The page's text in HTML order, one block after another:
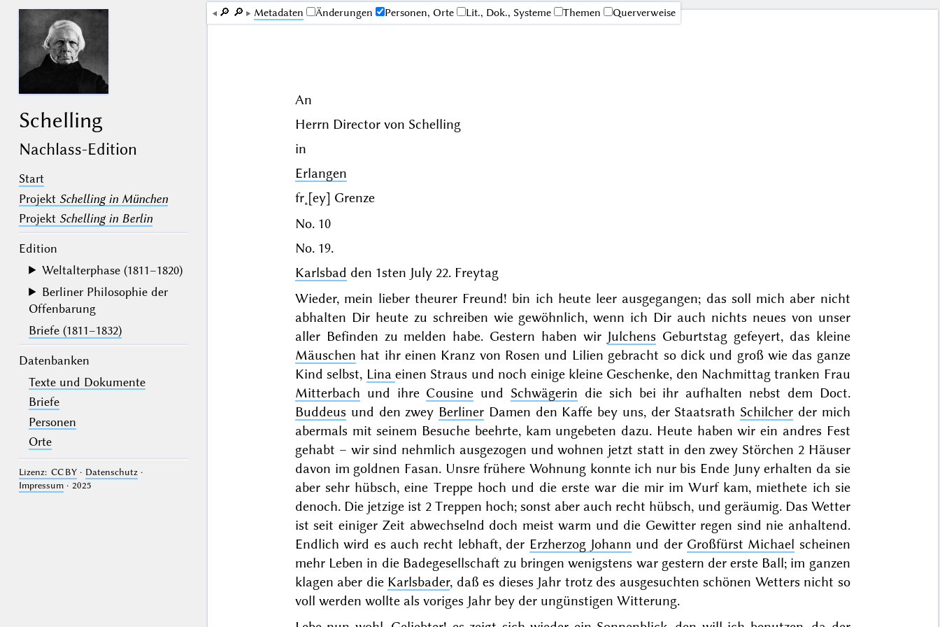
Schelling
Nachlass-Edition
Start
Projekt Schelling in München
Projekt Schelling in Berlin
Edition
Weltalterphase (1811–1820)
Berliner Philosophie der
Offenbarung
Briefe (1811–1832)
Datenbanken
Texte und Dokumente
Briefe
Personen
Orte
Lizenz: CC BY· Datenschutz·
Impressum· 2025
🔎︎ 🔎︎ Me­ta­da­ten Änderungen Personen, Orte Lit., Dok., Systeme Themen Querverweise
An
Herrn Director von Schelling
in
Erlangen
fr˖[ey] Grenze
No. 10
No. 19.
Karlsbad den 1sten July 22. Freytag
Wieder, mein lieber theurer Freund! bin ich heute leer ausgegangen; das soll mich aber nicht
abhalten Dir heute zu schreiben wie gewöhnlich, wenn ich Dir auch nichts neues von unser
aller Befinden zu melden habe. Gestern haben wir Julchens Geburtstag gefeyert, das kleine
Mäuschen hat ihr einen Kranz von Rosen und Lilien gebracht so dick und groß wie das ganze
Kind selbst, Linaeinen Straus und noch einige kleine Geschenke, den Nachmittag tranken Frau
Mitterbach und ihre Cousine und Schwägerin die sich bei ihr aufhalten nebst dem Doct.
Buddeus und den zwey Berliner Damen den Kaffe bey uns, der Staatsrath Schilcher der mich
abermals mit seinem Besuche beehrte, kam ungebeten dazu. Heute haben wir ein andres Fest
gehabt – wir sind nehmlich ausgezogen und wohnen jetzt statt in den zwey Störchen 2 Häuser
davon im goldnen Fasan. Unsre frühere Wohnung konnte ich nur bis Ende Junyerhalten da sie
aber sehr hübsch,eine Treppe hoch und dieerste war die mir im Wurf kam, miethete ich sie
denoch. Die jetzige ist 2 Treppen hoch; sonst aber auch recht hübsch, und geräumig. Das Wetter
ist seit einiger Zeit abwechselnd doch meist warm und die Gewitter regen sind nie anhaltend.
Endlich wird es auch recht lebhaft, der Erzherzog Johann und der Großfürst Michael scheinen
mehr Leben in die Badegesellschaft zu bringen wenigstens war gestern der erste Ball; im ganzen
klagen aber die Karlsbader, daß es dieses Jahr trotz des ausgesuchten schönen Wetters nicht so
voll werden wollte als voriges Jahrbey der ungünstigen Witterung.